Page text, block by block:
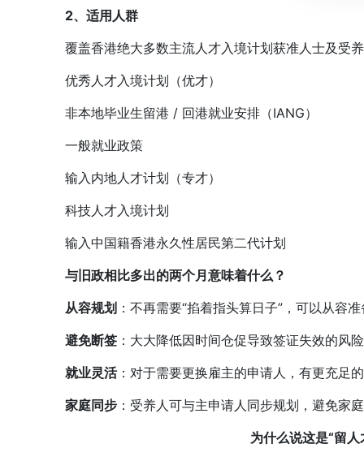
2、 适用人群
覆盖香港绝大多数主流人才入境计划获准人士及受
优秀人才入境计划（优才）
非本地毕业生留港 / 回港就业安排（IANG）
一般就业政策
输入内地人才计划（专才）
科技人才入境计划
输入中国籍香港永久性居民第二代计划
与旧政相比多出的两个月意味着什么？
从容规划 ：不再需要“掐着指头算日子”，可以从容
避免断签 ：大大降低因时间仓促导致签证失效的风险
就业灵活：对于需要更换雇主的申请人，有更充足
家庭同步 ：受养人可与主申请人同步规划，避免家
为什么说这是“留